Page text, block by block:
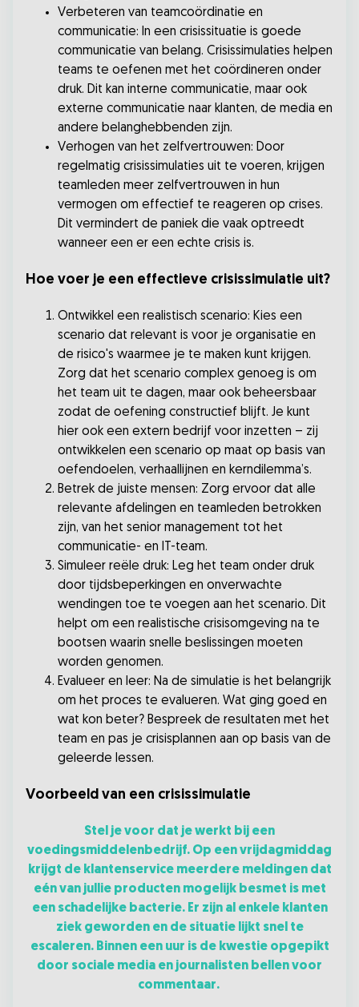
Verbeteren van teamcoördinatie en
communicatie: In een crisissituatie is goede
communicatie van belang. Crisissimulaties helpen
teams te oefenen met het coördineren onder
druk. Dit kan interne communicatie, maar ook
externe communicatie naar klanten, de media en
andere belanghebbenden zijn.
Verhogen van het zelfvertrouwen: Door
regelmatig crisissimulaties uit te voeren, krijgen
teamleden meer zelfvertrouwen in hun
vermogen om effectief te reageren op crises.
Dit vermindert de paniek die vaak optreedt
wanneer een er een echte crisis is.
Hoe voer je een effectieve crisissimulatie uit?
Ontwikkel een realistisch scenario: Kies een
scenario dat relevant is voor je organisatie en
de risico's waarmee je te maken kunt krijgen.
Zorg dat het scenario complex genoeg is om
het team uit te dagen, maar ook beheersbaar
zodat de oefening constructief blijft. Je kunt
hier ook een extern bedrijf voor inzetten – zij
ontwikkelen een scenario op maat op basis van
oefendoelen, verhaallijnen en kerndilemma’s.
Betrek de juiste mensen: Zorg ervoor dat alle
relevante afdelingen en teamleden betrokken
zijn, van het senior management tot het
communicatie- en IT-team.
Simuleer reële druk: Leg het team onder druk
door tijdsbeperkingen en onverwachte
wendingen toe te voegen aan het scenario. Dit
helpt om een realistische crisisomgeving na te
bootsen waarin snelle beslissingen moeten
worden genomen.
Evalueer en leer: Na de simulatie is het belangrijk
om het proces te evalueren. Wat ging goed en
wat kon beter? Bespreek de resultaten met het
team en pas je crisisplannen aan op basis van de
geleerde lessen.
Voorbeeld van een crisissimulatie
Stel je voor dat je werkt bij een
voedingsmiddelenbedrijf. Op een vrijdagmiddag
krijgt de klantenservice meerdere meldingen dat
eén van jullie producten mogelijk besmet is met
een schadelijke bacterie. Er zijn al enkele klanten
ziek geworden en de situatie lijkt snel te
escaleren. Binnen een uur is de kwestie opgepikt
door sociale media en journalisten bellen voor
commentaar.